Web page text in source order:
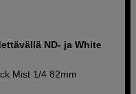
ND- ja White
Mist 1/4 82mm